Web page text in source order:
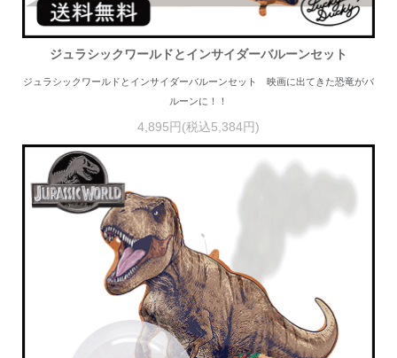
ジュラシックワールドとインサイダーバルーンセット
ジュラシックワールドとインサイダーバルーンセット 映画に出てきた恐竜がバ
ルーンに！！
4,895円(税込5,384円)